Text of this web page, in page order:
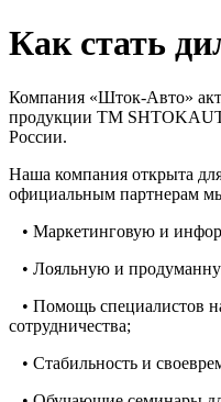
Как стать
Компания «Шток-Авто»
продукции ТМ
России.
Наша компания открыта
официальным партнерам
• Маркетинговую и
• Лояльную и
• Помощь специалистов
сотрудничества;
• Стабильность и